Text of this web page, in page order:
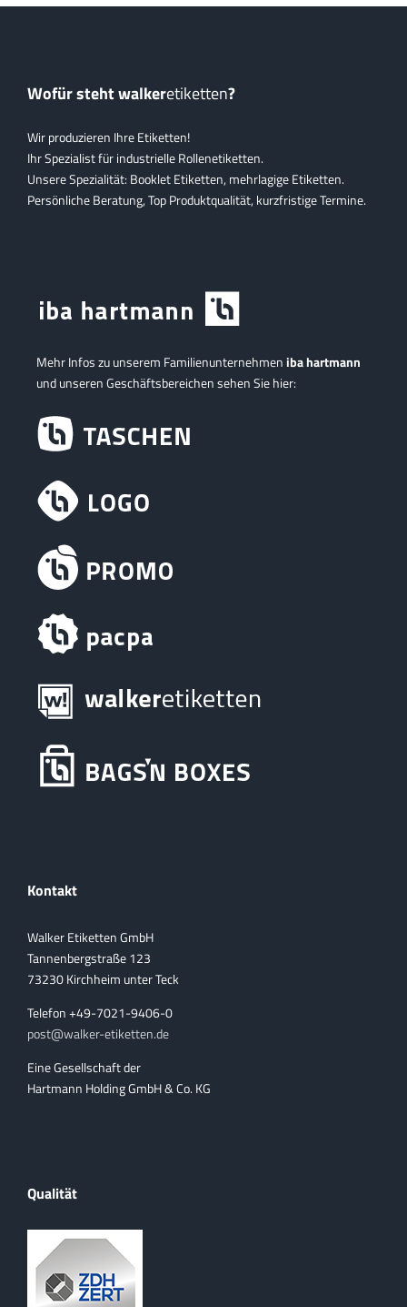
Wofür steht walkeretiketten?
Wir produzieren Ihre Etiketten!
Ihr Spezialist für industrielle Rollenetiketten.
Unsere Spezialität: Booklet Etiketten, mehrlagige Etiketten.
Persönliche Beratung, Top Produktqualität, kurzfristige Termine.
Mehr Infos zu unserem Familienunternehmeniba hartmann
und unseren Geschäftsbereichen sehen Sie hier:
Kontakt
Walker Etiketten GmbH
Tannenbergstraße 123
73230 Kirchheim unter Teck
Telefon +49-7021-9406-0
post@walker-etiketten.de
Eine Gesellschaft der
Hartmann Holding GmbH & Co. KG
Qualität